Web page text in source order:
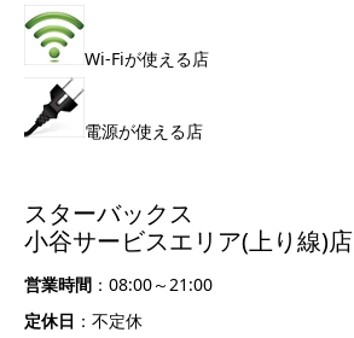
Wi-Fiが使える店
電源が使える店
スターバックス
小谷サービスエリア(上り線)店
営業時間 ：08:00～21:00
定休日 ：不定休